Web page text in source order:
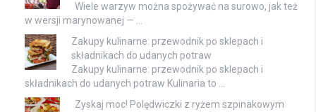
Wiele warzyw można spożywać na surowo, jak też
w wersji marynowanej — …
Zakupy kulinarne: przewodnik po sklepach i
składnikach do udanych potraw
Zakupy kulinarne: przewodnik po sklepach i
składnikach do udanych potraw Kulinaria to …
Zyskaj moc! Polędwiczki z ryżem szpinakowym